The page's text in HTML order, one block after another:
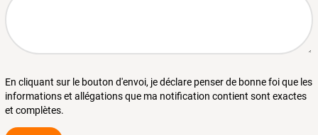
En cliquant sur le bouton d'envoi, je déclare penser de bonne foi que les
informations et allégations que ma notification contient sont exactes
et complètes.